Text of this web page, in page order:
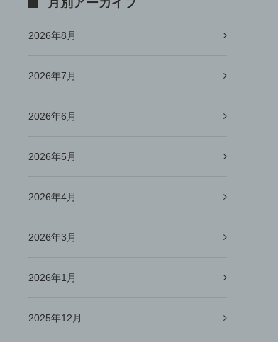
月別アーカイブ
2026年8月
2026年7月
2026年6月
2026年5月
2026年4月
2026年3月
2026年1月
2025年12月